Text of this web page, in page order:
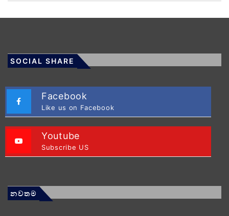
SOCIAL SHARE
Facebook
Like us on Facebook
Youtube
Subscribe US
නවතම